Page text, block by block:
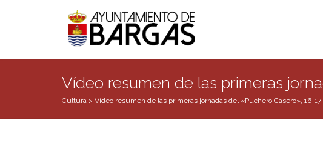
Vídeo resumen de las primeras
Cultura > Vídeo resumen de las primeras jornadas del «Puchero Casero», 16-